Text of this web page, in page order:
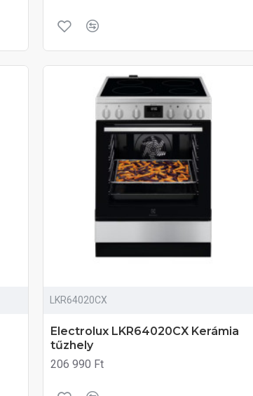
LKR64020CX
Electrolux LKR64020CX Kerámia
tűzhely
206 990 Ft